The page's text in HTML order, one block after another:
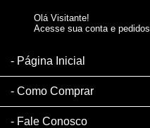
Olá Visitante!
Acesse sua conta e pedidos
Página Inicial
Como Comprar
Fale Conosco